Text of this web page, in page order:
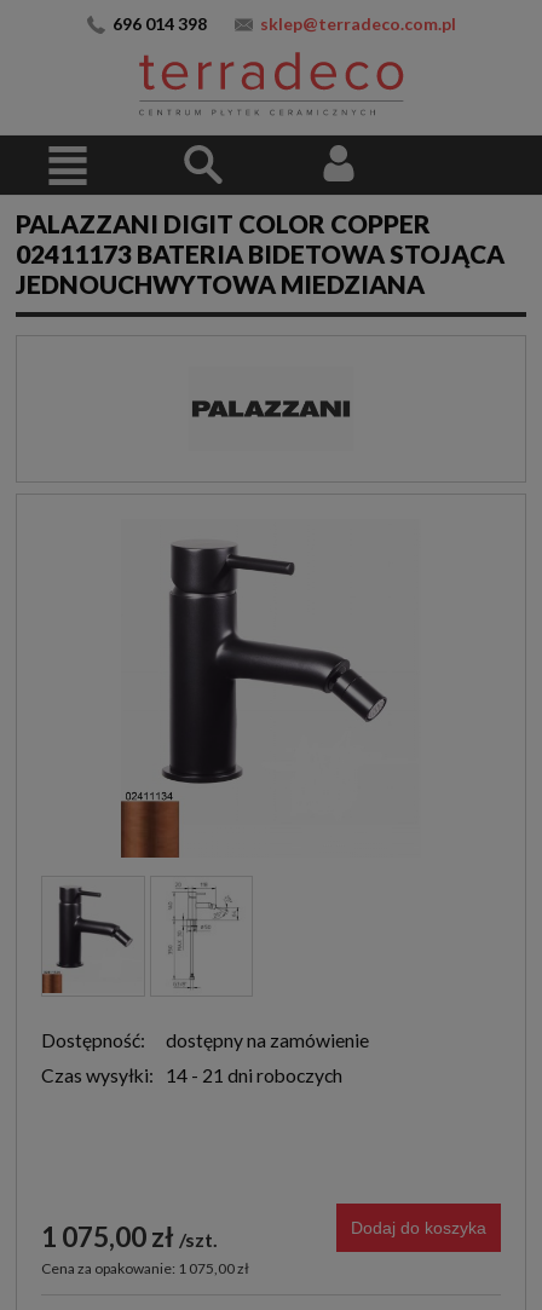
696 014 398 sklep@terradeco.com.pl
PALAZZANI DIGIT COLOR COPPER
02411173 BATERIA BIDETOWA STOJĄCA
JEDNOUCHWYTOWA MIEDZIANA
Dostępność:
dostępny na zamówienie
Czas wysyłki:
14 - 21 dni roboczych
1 075,00 zł szt.
Cena za opakowanie: 1 075,00 zł
Dodaj do koszyka